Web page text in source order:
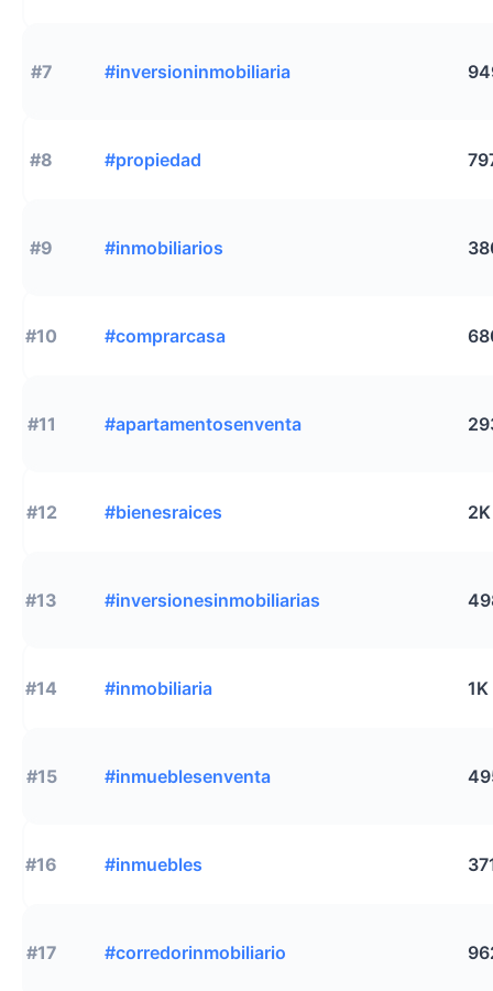
#7 #inversioninmobiliaria
#8 #propiedad
#9 #inmobiliarios
#10 #comprarcasa
#11 #apartamentosenventa
#12 #bienesraices 2K
#13 #inversionesinmobiliarias
#14 #inmobiliaria 1K
#15 #inmueblesenventa
#16 #inmuebles
#17 #corredorinmobiliario